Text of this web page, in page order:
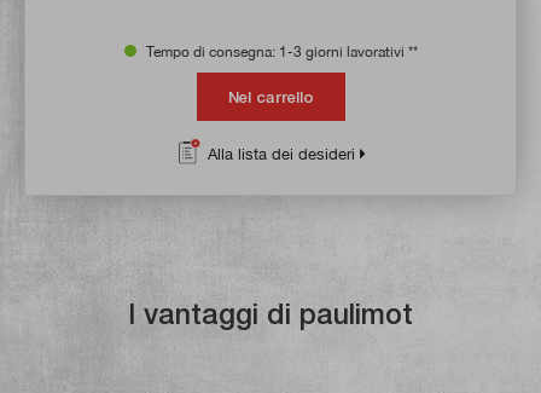
Tempo di consegna: 1-3 giorni lavorativi **
Nel carrello
Alla lista dei desideri
I vantaggi di paulimot